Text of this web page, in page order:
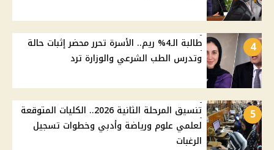
4
طالبة الـ4% ريم.. الأسرة تحرر محضر إثبات حالة
وتدرس الطب الشرعي والوزارة ترد
5
تنسيق المرحلة الثانية 2026.. الكليات المتوقعة
لعلمي علوم ورياضة وأدبي وخطوات تسجيل
الرغبات